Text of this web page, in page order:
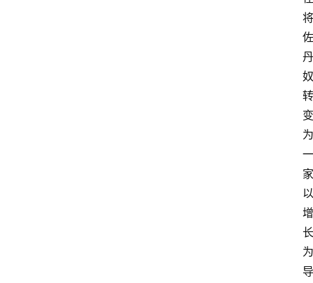
将
佐
丹
奴
转
变
为
一
家
以
增
长
为
导